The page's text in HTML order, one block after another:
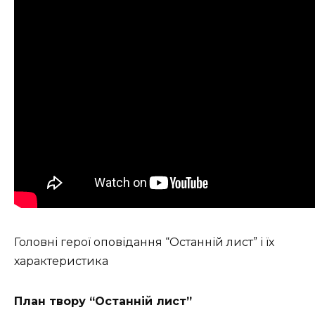
Головні герої оповідання “Останній лист” і їх
характеристика
План твору “Останній лист”